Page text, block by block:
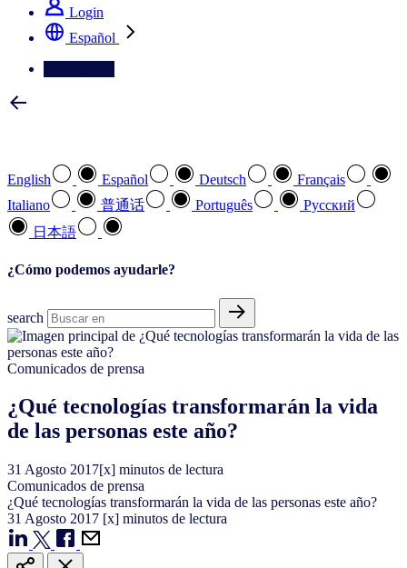
Login
Español
English Español Deutsch
Français
Italiano
普通话 Português
Pусский
日本語
¿Cómo podemos ayudarle?
search
Comunicados de prensa
¿Qué tecnologías transformarán la vida
de las personas este año?
31 Agosto 2017[x] minutos de lectura
Comunicados de prensa
¿Qué tecnologías transformarán la vida de las personas este año?
31 Agosto 2017 [x] minutos de lectura